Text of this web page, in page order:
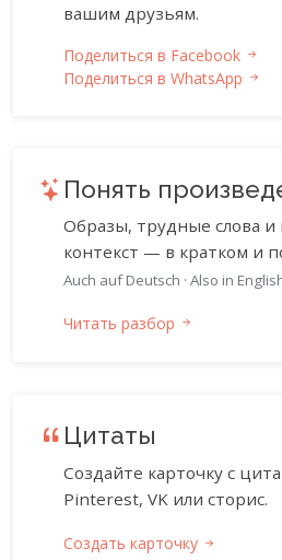
вашим друзьям.
Поделиться в Facebook
Поделиться в WhatsApp
Понять
Образы, трудные слова и
контекст — в кратком и
Auch auf Deutsch · Also in
Читать разбор
Цитаты
Создайте карточку с
Pinterest, VK или сторис.
Создать карточку